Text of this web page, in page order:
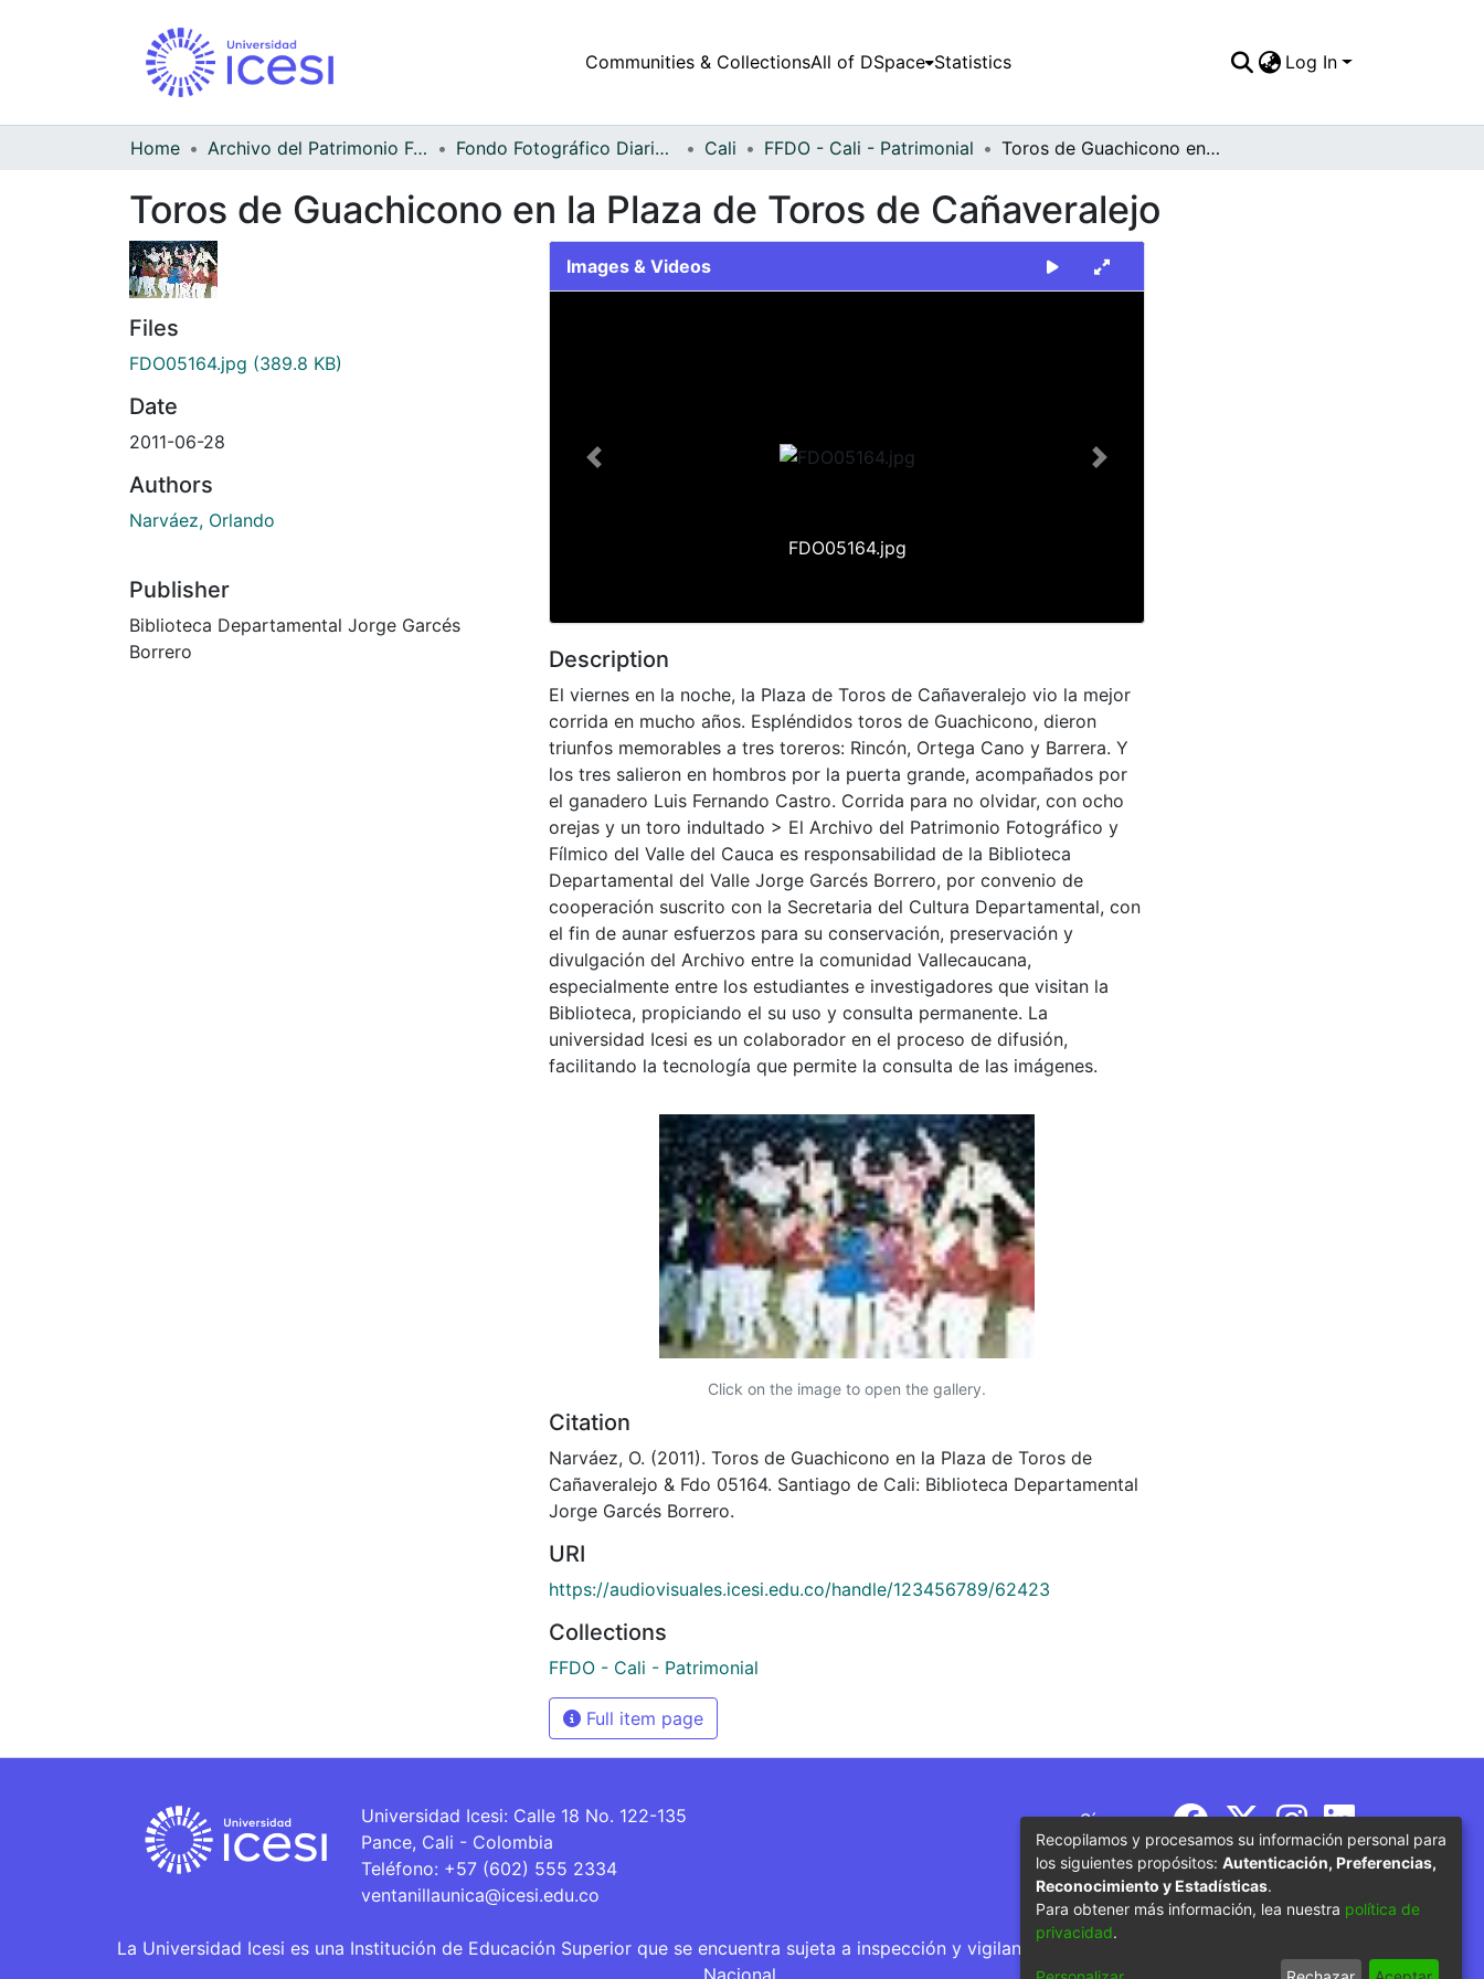
Communities & CollectionsAll of DSpace Statistics Log In
Home Archivo del Patrimonio Fotográfico y Fílmico del Valle del Cauca Fondo Fotográfico Diario Occidente Cali FFDO - Cali - Patrimonial Toros de Guachicono en la Plaza de Toros de Cañaveralejo
Toros de Guachicono en la Plaza de Toros de Cañaveralejo
Files
FDO05164.jpg (389.8 KB)
Date
2011-06-28
Authors
Narváez, Orlando
Publisher
Biblioteca Departamental Jorge Garcés
Borrero
Images & Videos
FDO05164.jpg
Previous Next
Description
El viernes en la noche, la Plaza de Toros de Cañaveralejo vio la mejor
corrida en mucho años. Espléndidos toros de Guachicono, dieron
triunfos memorables a tres toreros: Rincón, Ortega Cano y Barrera. Y
los tres salieron en hombros por la puerta grande, acompañados por
el ganadero Luis Fernando Castro. Corrida para no olvidar, con ocho
orejas y un toro indultado > El Archivo del Patrimonio Fotográfico y
Fílmico del Valle del Cauca es responsabilidad de la Biblioteca
Departamental del Valle Jorge Garcés Borrero, por convenio de
cooperación suscrito con la Secretaria del Cultura Departamental, con
el fin de aunar esfuerzos para su conservación, preservación y
divulgación del Archivo entre la comunidad Vallecaucana,
especialmente entre los estudiantes e investigadores que visitan la
Biblioteca, propiciando el su uso y consulta permanente. La
universidad Icesi es un colaborador en el proceso de difusión,
facilitando la tecnología que permite la consulta de las imágenes.
Click on the image to open the gallery.
Citation
Narváez, O. (2011). Toros de Guachicono en la Plaza de Toros de
Cañaveralejo & Fdo 05164. Santiago de Cali: Biblioteca Departamental
Jorge Garcés Borrero.
URI
https://audiovisuales.icesi.edu.co/handle/123456789/62423
Collections
FFDO - Cali - Patrimonial
Full item page
Universidad Icesi: Calle 18 No. 122-135
Pance, Cali - Colombia
Teléfono: +57 (602) 555 2334
ventanillaunica@icesi.edu.co
Síguenos
La Universidad Icesi es una Institución de Educación Superior que se encuentra sujeta a inspección y vigilancia por parte del Ministerio de Educación
Nacional.
Recopilamos y procesamos su información personal para
los siguientes propósitos: Autenticación, Preferencias,
Reconocimiento y Estadísticas.
Para obtener más información, lea nuestra política de
privacidad.